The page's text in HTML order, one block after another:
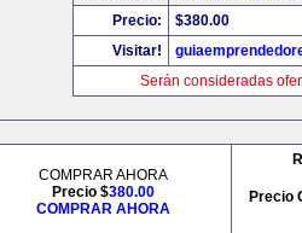
Precio:
$380.00
Visitar!
Serán consideradas
COMPRAR AHORA
Precio $380.00
COMPRAR AHORA
Precio